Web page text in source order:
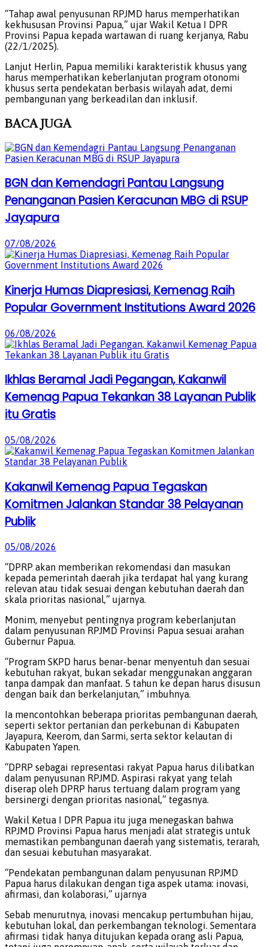
“Tahap awal penyusunan RPJMD harus memperhatikan
kekhususan Provinsi Papua,” ujar Wakil Ketua I DPR
Provinsi Papua kepada wartawan di ruang kerjanya, Rabu
(22/1/2025).
Lanjut Herlin, Papua memiliki karakteristik khusus yang
harus memperhatikan keberlanjutan program otonomi
khusus serta pendekatan berbasis wilayah adat, demi
pembangunan yang berkeadilan dan inklusif.
BACAJUGA
BGN dan Kemendagri Pantau Langsung
Penanganan Pasien Keracunan MBG di RSUP
Jayapura
07/08/2026
Kinerja Humas Diapresiasi, Kemenag Raih
Popular Government Institutions Award 2026
06/08/2026
Ikhlas Beramal Jadi Pegangan, Kakanwil
Kemenag Papua Tekankan 38 Layanan Publik
itu Gratis
05/08/2026
Kakanwil Kemenag Papua Tegaskan
Komitmen Jalankan Standar 38 Pelayanan
Publik
05/08/2026
“DPRP akan memberikan rekomendasi dan masukan
kepada pemerintah daerah jika terdapat hal yang kurang
relevan atau tidak sesuai dengan kebutuhan daerah dan
skala prioritas nasional,” ujarnya.
Monim, menyebut pentingnya program keberlanjutan
dalam penyusunan RPJMD Provinsi Papua sesuai arahan
Gubernur Papua.
“Program SKPD harus benar-benar menyentuh dan sesuai
kebutuhan rakyat, bukan sekadar menggunakan anggaran
tanpa dampak dan manfaat. 5 tahun ke depan harus disusun
dengan baik dan berkelanjutan,” imbuhnya.
Ia mencontohkan beberapa prioritas pembangunan daerah,
seperti sektor pertanian dan perkebunan di Kabupaten
Jayapura, Keerom, dan Sarmi, serta sektor kelautan di
Kabupaten Yapen.
“DPRP sebagai representasi rakyat Papua harus dilibatkan
dalam penyusunan RPJMD. Aspirasi rakyat yang telah
diserap oleh DPRP harus tertuang dalam program yang
bersinergi dengan prioritas nasional,” tegasnya.
Wakil Ketua I DPR Papua itu juga menegaskan bahwa
RPJMD Provinsi Papua harus menjadi alat strategis untuk
memastikan pembangunan daerah yang sistematis, terarah,
dan sesuai kebutuhan masyarakat.
“Pendekatan pembangunan dalam penyusunan RPJMD
Papua harus dilakukan dengan tiga aspek utama: inovasi,
afirmasi, dan kolaborasi,” ujarnya
Sebab menurutnya, inovasi mencakup pertumbuhan hijau,
kebutuhan lokal, dan perkembangan teknologi. Sementara
afirmasi tidak hanya ditujukan kepada orang asli Papua,